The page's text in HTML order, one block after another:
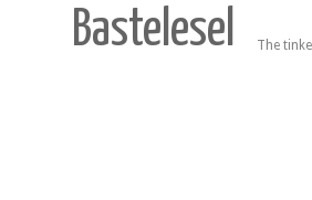
Bastelesel The